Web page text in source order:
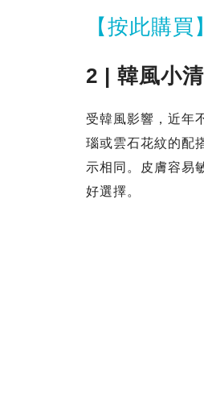
【按此購買】
2 | 韓風小
受韓風影響，近年
瑙或雲石花紋的配
示相同。皮膚容易
好選擇。